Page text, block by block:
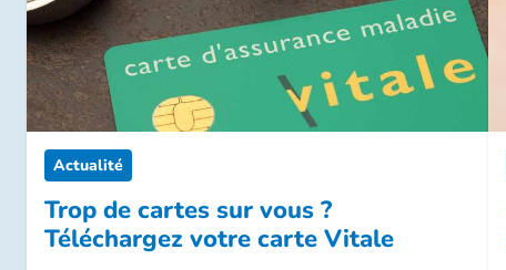
Actualité
Trop de cartes sur vous ?
Téléchargez votre carte Vitale